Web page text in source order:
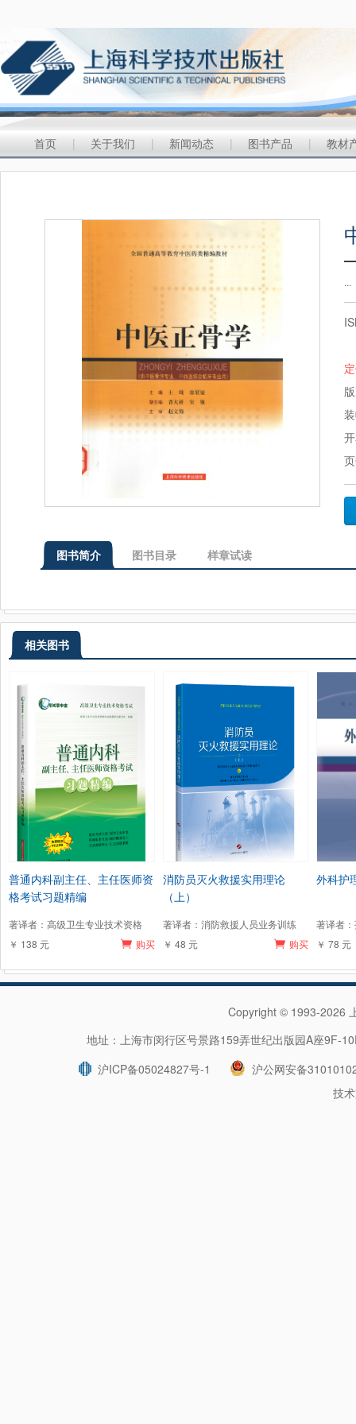
首页 | 关于我们 | 新闻动态 | 图书产品 | 教材
...
图书简介 图书目录 样章试读
相关图书
普通内科副主任、主任医师资
格考试习题精编
著译者：高级卫生专业技术资格
￥ 138 元
购买
消防员灭火救援实用理论
（上）
著译者：消防救援人员业务训练
￥ 48 元
购买
外科护
著译者
￥ 78 元
Copyright © 1993-2026
地址：上海市闵行区号景路159弄世纪出版园A座
沪ICP备05024827号-1
沪公网安备
技